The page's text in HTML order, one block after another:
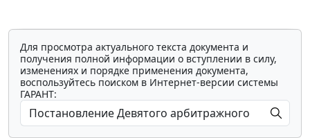
Для просмотра актуального текста документа и
получения полной информации о вступлении в силу,
изменениях и порядке применения документа,
воспользуйтесь поиском в Интернет-версии системы
ГАРАНТ: